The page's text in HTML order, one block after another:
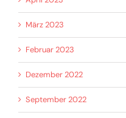
März 2023
Februar 2023
Dezember 2022
September 2022